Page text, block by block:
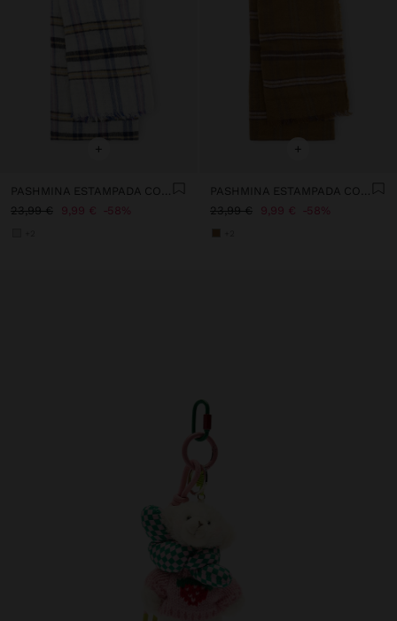
+
PASHMINA ESTAMPADA CON LANA
23,99 €
9,99 € 58%
+
PASHMINA ESTAMPADA CON LANA
23,99 €
9,99 € 58%